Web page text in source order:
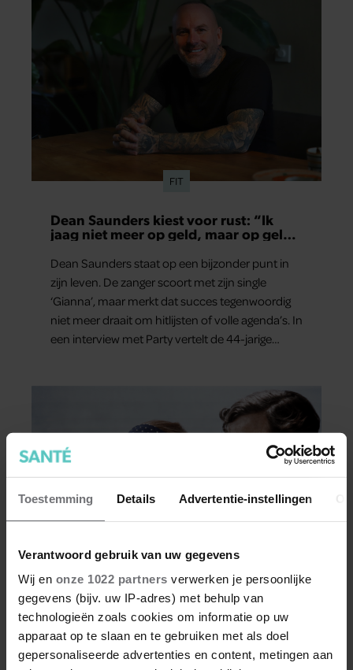
Toestemming Details Advertentie-instellingen
Verantwoord gebruik van uw gegevens
Wij en onze 1022 partners verwerken je persoonlijke
gegevens (bijv. uw IP-adres) met behulp van
technologieën zoals cookies om informatie op uw
apparaat op te slaan en te gebruiken met als doel
gepersonaliseerde advertenties en content, metingen aan
FIT
Dean Saunders kiest voor rust: “Ik
jaag niet meer op geld, maar op geluk
Dean Saunders staat op een bijzonder punt in
zijn leven. De zanger scoort met zijn single
‘Gianna’, maar merkt dat succes tegenwoordig
niet meer draait om hitlijsten of volle agenda’s. In
een interview met Party vertelt de 44-jarige
oudste zoon London spreekt hij openhartig.
FIT
Column: Honderd jaar Claus
Deze column komt uit Weekend 32.